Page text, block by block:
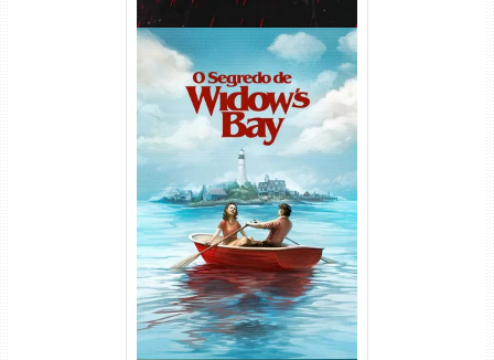
O Segredo de Widow’s Bay
1ª Temporada Torrent (2026)
WEB-DL 1080p Dual Áudio